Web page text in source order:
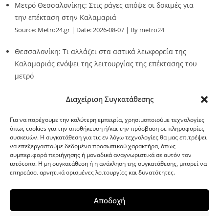
Διαχείριση Συγκατάθεσης
Για να παρέχουμε την καλύτερη εμπειρία, χρησιμοποιούμε τεχνολογίες
όπως cookies για την αποθήκευση ή/και την πρόσβαση σε πληροφορίες
συσκευών. Η συγκατάθεση για τις εν λόγω τεχνολογίες θα μας επιτρέψει
να επεξεργαστούμε δεδομένα προσωπικού χαρακτήρα, όπως
συμπεριφορά περιήγησης ή μοναδικά αναγνωριστικά σε αυτόν τον
ιστότοπο. Η μη συγκατάθεση ή η ανάκληση της συγκατάθεσης, μπορεί να
επηρεάσει αρνητικά ορισμένες λειτουργίες και δυνατότητες.
Αποδοχή
Μετρό Θεσσαλονίκης: Στις ράγες απόψε οι δοκιμές για
την επέκταση στην Καλαμαριά
Source: Metro24.gr Date: 2026-08-07 By metro24
Θεσσαλονίκη: Τι αλλάζει στα αστικά λεωφορεία της
Καλαμαριάς ενόψει της λειτουργίας της επέκτασης του
μετρό
G-point.gr